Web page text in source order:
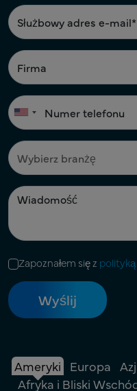
Zapoznałem się z
Ameryki Europa
Afryka i Bliski